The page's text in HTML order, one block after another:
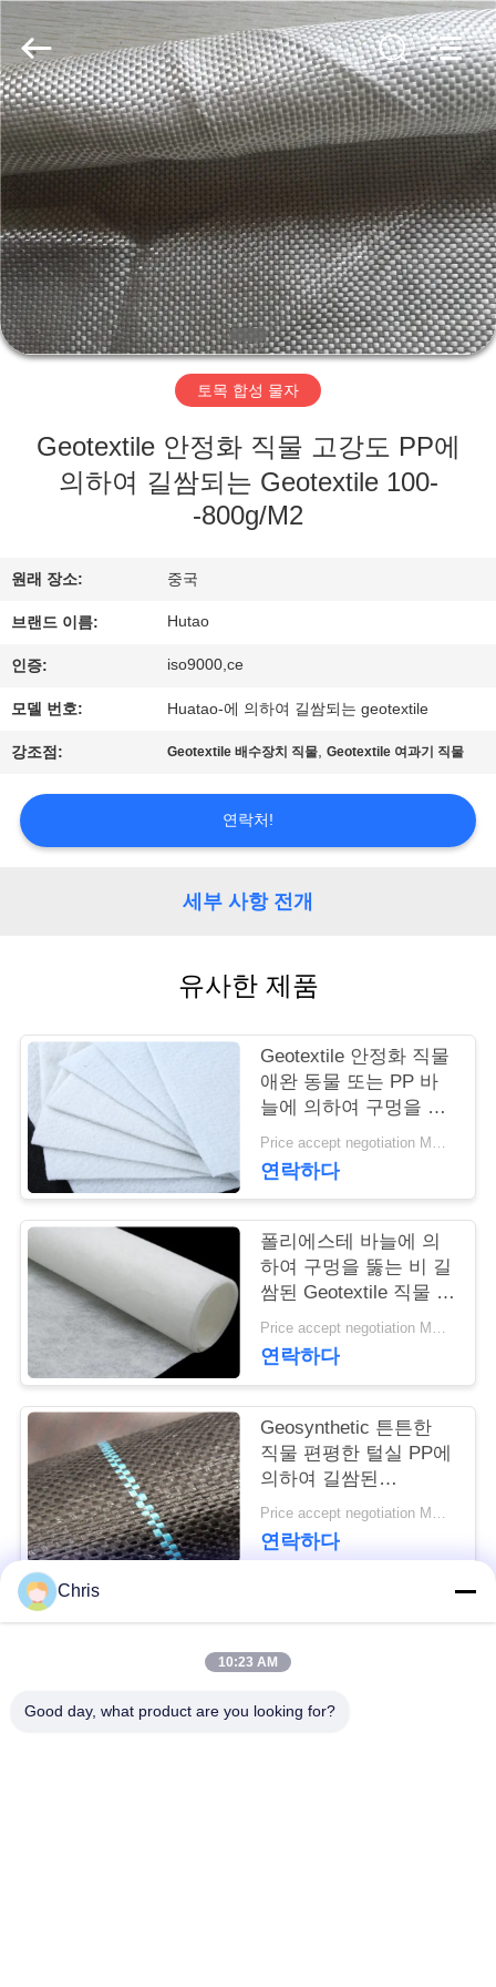
집
품
우
리
공
장
여
행
품
연
주
요
인
용
문
을
요
세
2020
-
2026
HUATAO
LOVER
LTD.
All
Rights
Reserved.
토목 합성 물자
Geotextile 안정화 직물 고강도 PP에
의하여 길쌈되는 Geotextile 100-
-800g/M2
원래 장소: 중국
브랜드 이름: Hutao
인증: iso9000,ce
모델 번호: Huatao-에 의하여 길쌈되는 geotextile
강조점: Geotextile 배수장치 직물,Geotextile 여과기 직물
연락처!
세부 사항 전개
유사한 제품
Geotextile 안정화 직물
애완 동물 또는 PP 바
늘에 의하여 구멍을 뚫
는 Geotextile 백색 노화
방지
Price accept negotiation MOQ:1sqm
연락하다
폴리에스테 바늘에 의
하여 구멍을 뚫는 비 길
쌈된 Geotextile 직물 비
길쌈된 반대로 - 산화 Price accept negotiation MOQ:100sq.m.
연락하다
Geosynthetic 튼튼한
직물 편평한 털실 PP에
의하여 길쌈된
Geotextile는을 위한 잔
디를 성장합니다 막습
니다
Price accept negotiation MOQ:1000 sq.m.
연락하다
비 부직물 산업용 롤러
Chris
10:23 AM
Good day, what product are you looking for?